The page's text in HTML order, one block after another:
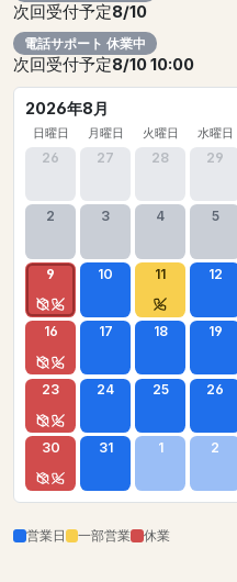
次回受付予定8/10
電話サポート 休業中
次回受付予定8/10 10:00
2026年8月
日曜日 月曜日 火曜日 水曜日
26 27 28 29
2 3 4 5
9 10 11 12
16 17 18 19
23 24 25 26
30 31 1 2
営業日 一部営業 休業